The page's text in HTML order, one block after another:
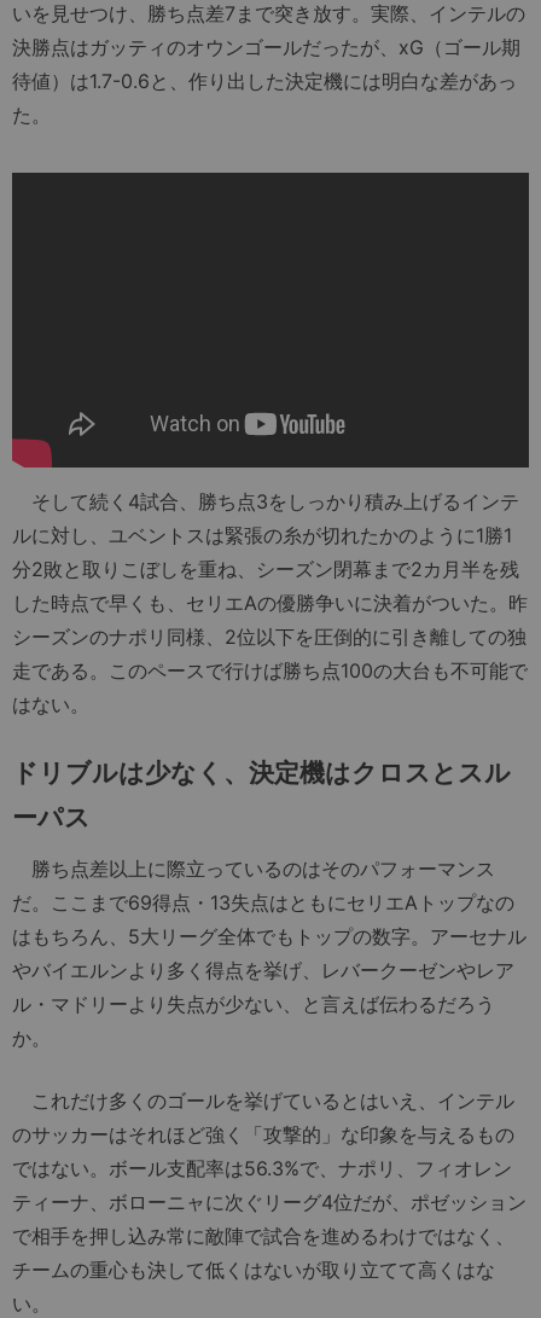
いを見せつけ、勝ち点差7まで突き放す。実際、インテルの
決勝点はガッティのオウンゴールだったが、xG（ゴール期
待値）は1.7-0.6と、作り出した決定機には明白な差があっ
た。
そして続く4試合、勝ち点3をしっかり積み上げるインテ
ルに対し、ユベントスは緊張の糸が切れたかのように1勝1
分2敗と取りこぼしを重ね、シーズン閉幕まで2カ月半を残
した時点で早くも、セリエAの優勝争いに決着がついた。昨
シーズンのナポリ同様、2位以下を圧倒的に引き離しての独
走である。このペースで行けば勝ち点100の大台も不可能で
はない。
ドリブルは少なく、決定機はクロスとスル
ーパス
勝ち点差以上に際立っているのはそのパフォーマンス
だ。ここまで69得点・13失点はともにセリエAトップなの
はもちろん、5大リーグ全体でもトップの数字。アーセナル
やバイエルンより多く得点を挙げ、レバークーゼンやレア
ル・マドリーより失点が少ない、と言えば伝わるだろう
か。
これだけ多くのゴールを挙げているとはいえ、インテル
のサッカーはそれほど強く「攻撃的」な印象を与えるもの
ではない。ボール支配率は56.3%で、ナポリ、フィオレン
ティーナ、ボローニャに次ぐリーグ4位だが、ポゼッション
で相手を押し込み常に敵陣で試合を進めるわけではなく、
チームの重心も決して低くはないが取り立てて高くはな
い。